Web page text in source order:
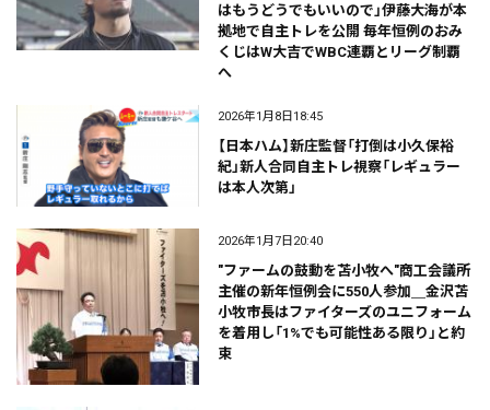
はもうどうでもいいので」伊藤大海が本
拠地で自主トレを公開 毎年恒例のおみ
くじはW大吉でWBC連覇とリーグ制覇
へ
2026年1月8日18:45
【日本ハム】新庄監督「打倒は小久保裕
紀」新人合同自主トレ視察「レギュラー
は本人次第」
2026年1月7日20:40
″ファームの鼓動を苫小牧へ″商工会議所
主催の新年恒例会に550人参加＿金沢苫
小牧市長はファイターズのユニフォーム
を着用し「1%でも可能性ある限り」と約
束